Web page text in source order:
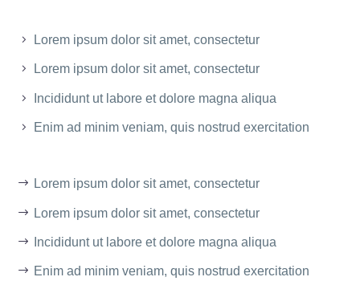
Lorem ipsum dolor sit amet, consectetur
Lorem ipsum dolor sit amet, consectetur
Incididunt ut labore et dolore magna aliqua
Enim ad minim veniam, quis nostrud exercitation
Lorem ipsum dolor sit amet, consectetur
Lorem ipsum dolor sit amet, consectetur
Incididunt ut labore et dolore magna aliqua
Enim ad minim veniam, quis nostrud exercitation